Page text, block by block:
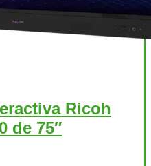
Ricoh
de 75″